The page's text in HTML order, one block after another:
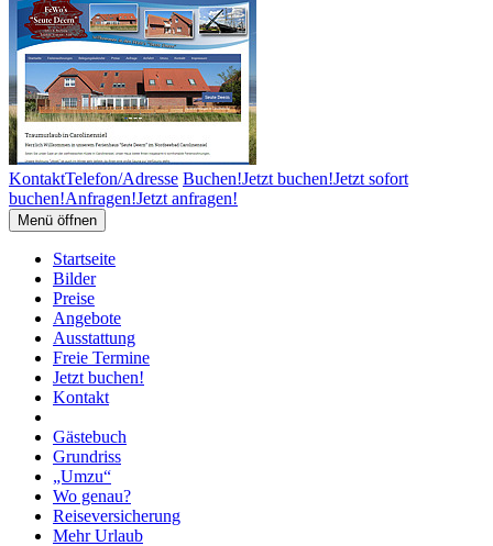
KontaktTelefon/Adresse Buchen!Jetzt buchen!Jetzt sofort
buchen!Anfragen!Jetzt anfragen!
Menü öffnen
Startseite
Bilder
Preise
Angebote
Ausstattung
Freie Termine
Jetzt buchen!
Kontakt
Gästebuch
Grundriss
„Umzu“
Wo genau?
Reiseversicherung
Mehr Urlaub